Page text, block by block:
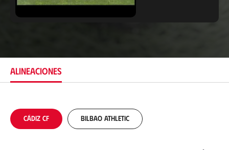
ALINEACIONES
Cádiz CF Bilbao Athletic